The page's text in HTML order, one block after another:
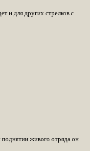
и для других стрелков с
живого отряда он